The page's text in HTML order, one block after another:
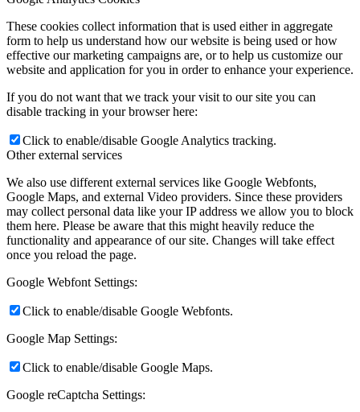
These cookies collect information that is used either in aggregate
form to help us understand how our website is being used or how
effective our marketing campaigns are, or to help us customize our
website and application for you in order to enhance your experience.
If you do not want that we track your visit to our site you can
disable tracking in your browser here:
Click to enable/disable Google Analytics tracking.
Other external services
We also use different external services like Google Webfonts,
Google Maps, and external Video providers. Since these providers
may collect personal data like your IP address we allow you to block
them here. Please be aware that this might heavily reduce the
functionality and appearance of our site. Changes will take effect
once you reload the page.
Google Webfont Settings:
Click to enable/disable Google Webfonts.
Google Map Settings:
Click to enable/disable Google Maps.
Google reCaptcha Settings: